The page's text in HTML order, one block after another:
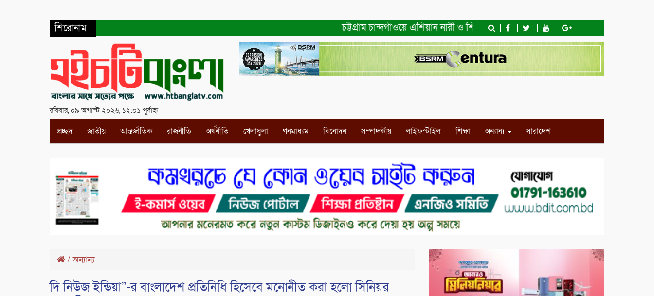
শিরোনাম চট্টগ্রাম চান্দগাঁওয়ে এশিয়ান নারী ও শিশু অধিকার ফাউন্ডেশনের মতবিনিময় সভা ও খাদ্যসামগ্রী
রবিবার, ০৯ অগাস্ট ২০২৬, ১২:০১ পূর্বাহ্ন
প্রচ্ছদ জাতীয় আন্তর্জাতিক রাজনীতি অর্থনীতি খেলাধুলা গনমাধ্যম বিনোদন সম্পাদকীয় লাইফস্টাইল শিক্ষা অন্যান্য সারাদেশ
/অন্যান্য
দি নিউজ ইন্ডিয়া”-র বাংলাদেশ প্রতিনিধি হিসেবে মনোনীত করা হলো সিনিয়র